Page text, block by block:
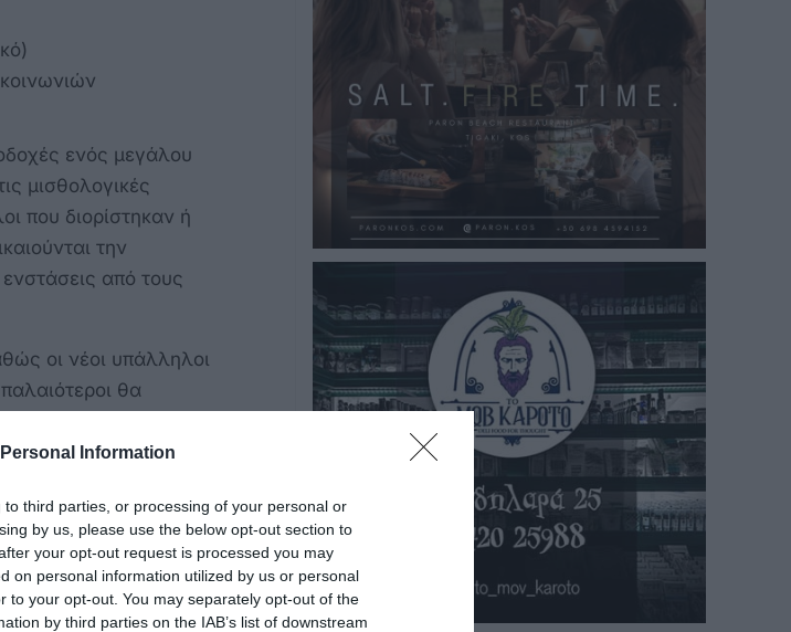
Information
third parties, or processing of your personal or
by us, please use the below opt-out section to
your opt-out request is processed you may
on personal information utilized by us or personal
to your opt-out. You may separately opt-out of the
by third parties on the IAB’s list of downstream
ενός μεγάλου
μισθολογικές
που διορίστηκαν ή
την
από τους
οι νέοι υπάλληλοι
θα
αναφέρεται, οι
λόγω των
διαφορές που
προσωπική
για τις